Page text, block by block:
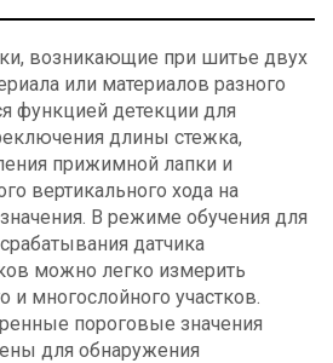
возникающие при шитье двух
или материалов разного
функцией детекции для
длины стежка,
прижимной лапки и
вертикального хода на
В режиме обучения для
датчика
можно легко измерить
и многослойного участков.
пороговые значения
для обнаружения